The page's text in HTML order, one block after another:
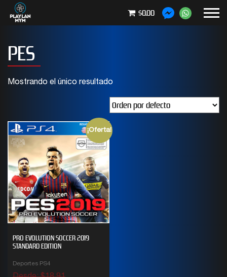
$0.00
PES
Mostrando el único resultado
¡Oferta!
PRO EVOLUTION SOCCER 2019
STANDARD EDITION
Deportes PS4